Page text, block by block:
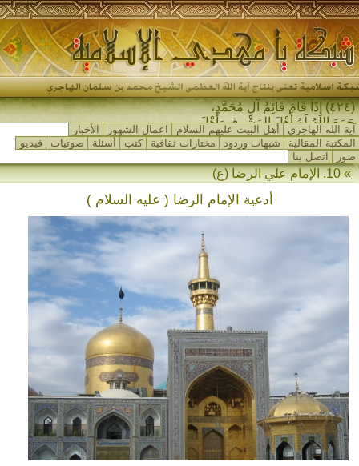
(٤٢٤) إِذَا قَامَ قَائِمُ آلِ مُحَمَّدٍ،
جَمَعَ اللهُ لَهُ أَهْلَ المَشْرِقِ وَأَهْلَ
المَغْرِبِ_
آية الله الهاجري أهل البيت عليهم السلام اعمال الشهور
الأخبار
المكتبة المقالية
شبهات وردود مختارات ثقافية كتب أسئلة صوتيات
فيديو
صور
اتصل بنا
» 10. الإمام علي الرضا (ع)
أدعية الإمام الرضا ( عليه السلام )